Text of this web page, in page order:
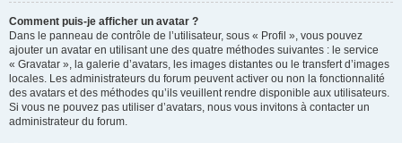
Comment puis-je afficher un avatar ?
Dans le panneau de contrôle de l’utilisateur, sous « Profil », vous pouvez
ajouter un avatar en utilisant une des quatre méthodes suivantes : le service
« Gravatar », la galerie d’avatars, les images distantes ou le transfert d’images
locales. Les administrateurs du forum peuvent activer ou non la fonctionnalité
des avatars et des méthodes qu’ils veuillent rendre disponible aux utilisateurs.
Si vous ne pouvez pas utiliser d’avatars, nous vous invitons à contacter un
administrateur du forum.